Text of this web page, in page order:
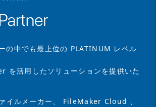
の中でも最上位の PLATINUM レベル
活用したソリューションを提供いた
イルメーカー、 FileMaker Cloud 、